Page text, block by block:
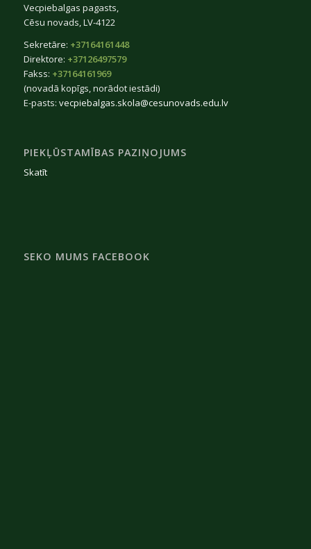
Vecpiebalgas pagasts,
Cēsu novads, LV-4122
Sekretāre: +37164161448
Direktore: +37126497579
Fakss: +37164161969
(novadā kopīgs, norādot iestādi)
E-pasts: vecpiebalgas.skola@cesunovads.edu.lv
PIEKĻŪSTAMĪBAS PAZIŅOJUMS
Skatīt
SEKO MUMS FACEBOOK